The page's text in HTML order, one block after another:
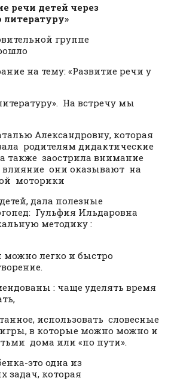
речи детей через
группе
на тему: «Развитие речи у
На встречу мы
Александровну, которая
родителям дидактические
также заострила внимание
влияние они оказывают на
моторики
дала полезные
Гульфия Ильдаровна
методику :
легко и быстро
: чаще уделять время
использовать словесные
в которые можно можно и
дома или «по пути».
это одна из
задач, которая